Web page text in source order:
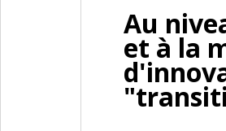
Au
et à la